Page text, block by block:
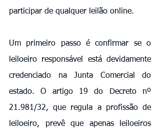
participar de qualquer leilão online.
Um primeiro passo é confirmar se o
leiloeiro responsável está devidamente
credenciado na Junta Comercial do
estado. O artigo 19 do Decreto nº
21.981/32, que regula a profissão de
leiloeiro, prevê que apenas leiloeiros